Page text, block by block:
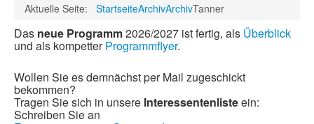
Aktuelle Seite: StartseiteArchivArchivTanner
Das neue Programm2026/2027 ist fertig, als Überblick
und als kompetterProgrammflyer.
Wollen Sie es demnächst per Mail zugeschickt
bekommen?
Tragen Sie sich in unsere Interessentenlisteein:
Schreiben Sie an